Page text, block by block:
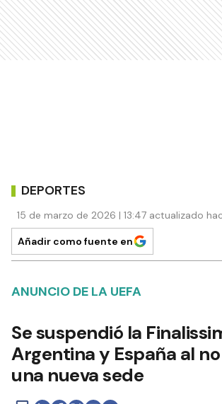
DEPORTES
15 de marzo de 2026 | 13:47 actualizado
Añadir como fuente en
ANUNCIO DE LA UEFA
Se suspendió la
Argentina y España al
una nueva sede